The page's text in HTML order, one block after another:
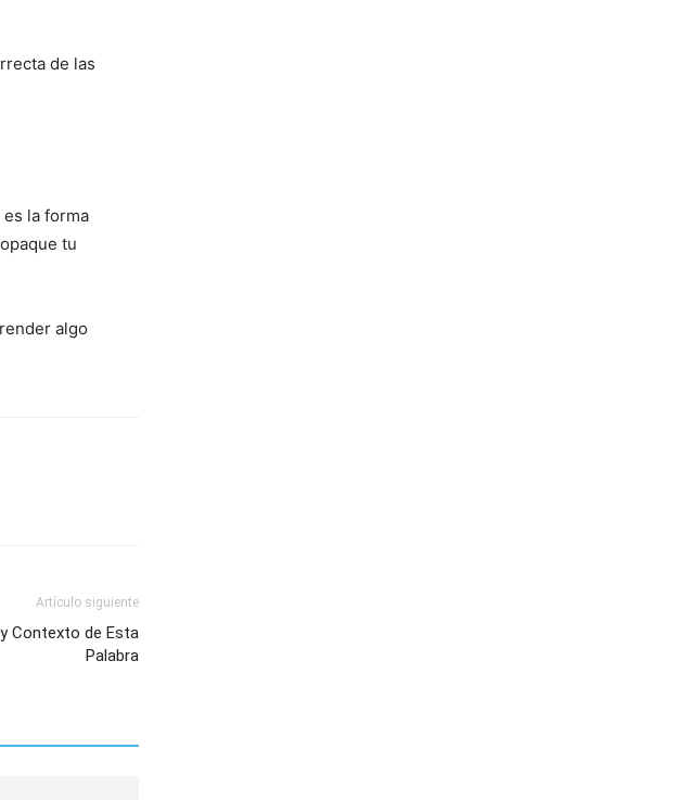
de las
la forma
tu
algo
Artículo siguiente
Contexto de Esta
Palabra